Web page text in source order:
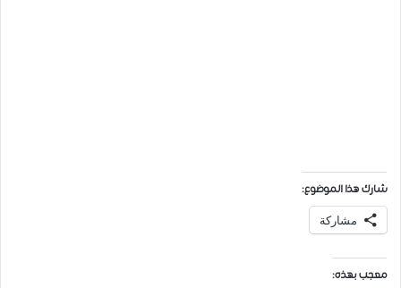
شارك هذا الموضوع:
مشاركة
معجب بهذه: